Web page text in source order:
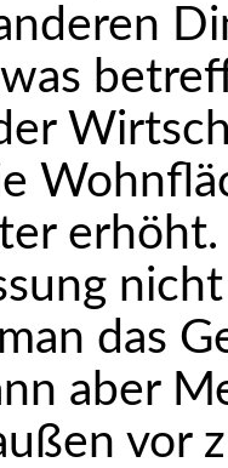
erhöht.
das
aber
vor